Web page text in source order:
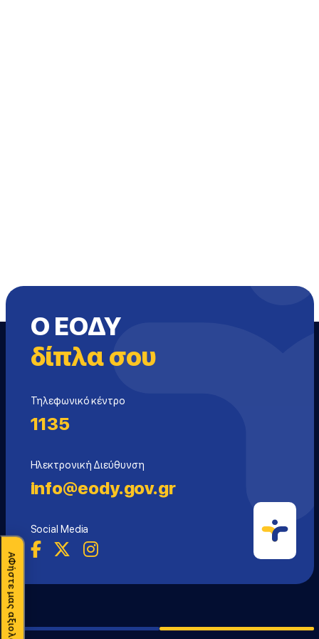
ΑΦήστε μας αξιολόγηση
Ο ΕΟΔΥ
δίπλα σου
Τηλεφωνικό κέντρο
1135
Ηλεκτρονική Διεύθυνση
info@eody.gov.gr
Social Media